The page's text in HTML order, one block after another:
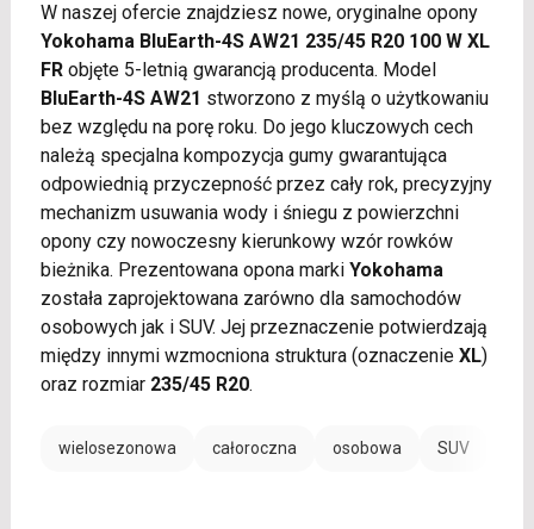
W naszej ofercie znajdziesz nowe, oryginalne opony
Yokohama BluEarth-4S AW21 235/45 R20 100 W XL
FRobjęte 5-letnią gwarancją producenta. Model
BluEarth-4S AW21 stworzono z myślą o użytkowaniu
bez względu na porę roku. Do jego kluczowych cech
należą specjalna kompozycja gumy gwarantująca
odpowiednią przyczepność przez cały rok, precyzyjny
mechanizm usuwania wody i śniegu z powierzchni
opony czy nowoczesny kierunkowy wzór rowków
bieżnika. Prezentowana opona marki Yokohama
została zaprojektowana zarówno dla samochodów
osobowych jak i SUV. Jej przeznaczenie potwierdzają
między innymi wzmocniona struktura (oznaczenie XL)
oraz rozmiar 235/45 R20.
wielosezonowa całoroczna osobowa SUV